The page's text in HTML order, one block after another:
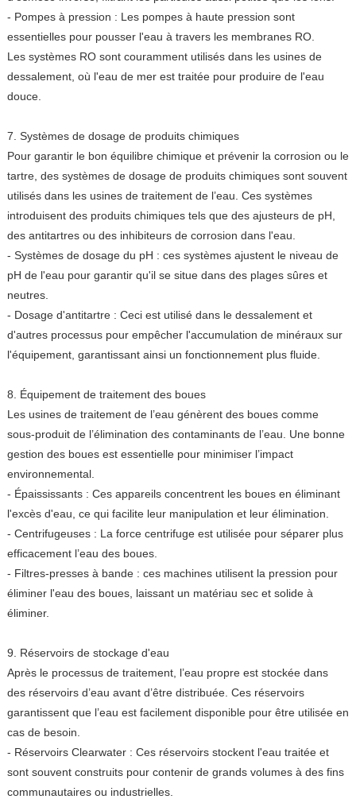
- Pompes à pression : Les pompes à haute pression sont
essentielles pour pousser l'eau à travers les membranes RO.
Les systèmes RO sont couramment utilisés dans les usines de
dessalement, où l'eau de mer est traitée pour produire de l'eau
douce.
7. Systèmes de dosage de produits chimiques
Pour garantir le bon équilibre chimique et prévenir la corrosion ou le
tartre, des systèmes de dosage de produits chimiques sont souvent
utilisés dans les usines de traitement de l’eau. Ces systèmes
introduisent des produits chimiques tels que des ajusteurs de pH,
des antitartres ou des inhibiteurs de corrosion dans l'eau.
- Systèmes de dosage du pH : ces systèmes ajustent le niveau de
pH de l'eau pour garantir qu'il se situe dans des plages sûres et
neutres.
- Dosage d'antitartre : Ceci est utilisé dans le dessalement et
d'autres processus pour empêcher l'accumulation de minéraux sur
l'équipement, garantissant ainsi un fonctionnement plus fluide.
8. Équipement de traitement des boues
Les usines de traitement de l’eau génèrent des boues comme
sous-produit de l’élimination des contaminants de l’eau. Une bonne
gestion des boues est essentielle pour minimiser l’impact
environnemental.
- Épaississants : Ces appareils concentrent les boues en éliminant
l'excès d'eau, ce qui facilite leur manipulation et leur élimination.
- Centrifugeuses : La force centrifuge est utilisée pour séparer plus
efficacement l’eau des boues.
- Filtres-presses à bande : ces machines utilisent la pression pour
éliminer l'eau des boues, laissant un matériau sec et solide à
éliminer.
9. Réservoirs de stockage d'eau
Après le processus de traitement, l’eau propre est stockée dans
des réservoirs d’eau avant d’être distribuée. Ces réservoirs
garantissent que l’eau est facilement disponible pour être utilisée en
cas de besoin.
- Réservoirs Clearwater : Ces réservoirs stockent l'eau traitée et
sont souvent construits pour contenir de grands volumes à des fins
communautaires ou industrielles.